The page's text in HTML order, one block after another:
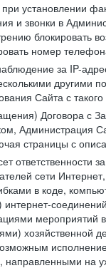
установлении
и звонки в
блокировать
номер
за IP-
другими
Сайта с
Договора с
Администрация
страницы с
ответственности
сети
в коде,
мероприятий
хозяйственной
исполнение
направленными